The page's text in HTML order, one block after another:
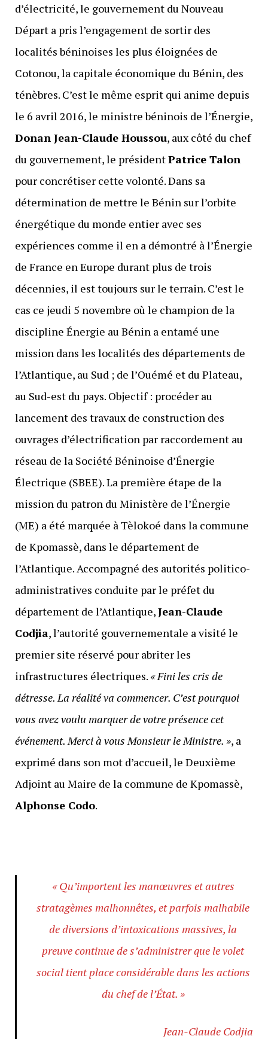
d’électricité, le gouvernement du Nouveau
Départ a pris l’engagement de sortir des
localités béninoises les plus éloignées de
Cotonou, la capitale économique du Bénin, des
ténèbres. C’est le même esprit qui anime depuis
le 6 avril 2016, le ministre béninois de l’Énergie,
Donan Jean-Claude Houssou, aux côté du chef
du gouvernement, le présidentPatrice Talon
pour concrétiser cette volonté. Dans sa
détermination de mettre le Bénin sur l’orbite
énergétique du monde entier avec ses
expériences comme il en a démontré à l’Énergie
de France en Europe durant plus de trois
décennies, il est toujours sur le terrain. C’est le
cas ce jeudi 5 novembre où le champion de la
discipline Énergie au Bénin a entamé une
mission dans les localités des départements de
l’Atlantique, au Sud ; de l’Ouémé et du Plateau,
au Sud-est du pays. Objectif : procéder au
lancement des travaux de construction des
ouvrages d’électrification par raccordement au
réseau de la Société Béninoise d’Énergie
Électrique (SBEE). La première étape de la
mission du patron du Ministère de l’Énergie
(ME) a été marquée à Tèlokoé dans la commune
de Kpomassè, dans le département de
l’Atlantique. Accompagné des autorités politico-
administratives conduite par le préfet du
département de l’Atlantique,Jean-Claude
Codjia, l’autorité gouvernementale a visité le
premier site réservé pour abriter les
infrastructures électriques. « Fini les cris de
détresse. La réalité va commencer. C’est pourquoi
vous avez voulu marquer de votre présence cet
événement. Merci à vous Monsieur le Ministre. », a
exprimé dans son mot d’accueil, le Deuxième
Adjoint au Maire de la commune de Kpomassè,
Alphonse Codo.
« Qu’importent les manœuvres et autres
stratagèmes malhonnêtes, et parfois malhabile
de diversions d’intoxications massives, la
preuve continue de s’administrer que le volet
social tient place considérable dans les actions
du chef de l’État. »
Jean-Claude Codjia